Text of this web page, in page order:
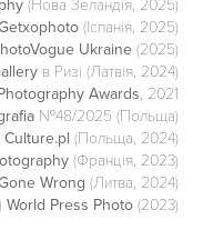
(Іспанія, 2025)
Ukraine (2025)
в Ризі (Латвія, 2024)
Awards , 2021
№48/2025 (Польща)
Culture.pl (Польща, 2024)
(Франція, 2023)
Wrong (Литва, 2024)
World Press Photo (2023)